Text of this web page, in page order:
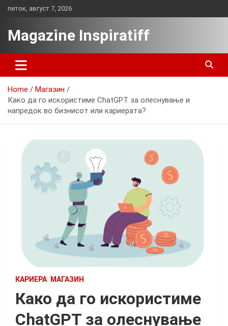
петок, август 7, 2026
Magazine Inspiratiff
Home
Магазин
Како да го искористиме ChatGPT за олеснување и
напредок во бизнисот или кариерата?
КАРИЕРА МАГАЗИН
Како да го искористиме
ChatGPT за олеснување